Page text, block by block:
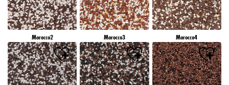
Morocco2 Morocco3 Morocco4